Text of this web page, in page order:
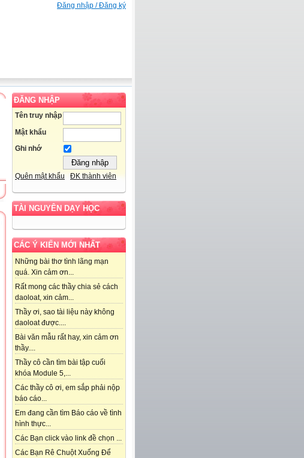
Đăng nhập / Đăng ký
ĐĂNG NHẬP
Tên truy nhập
Mật khẩu
Ghi nhớ
Quên mật khẩu ĐK thành viên
TÀI NGUYÊN DẠY HỌC
CÁC Ý KIẾN MỚI NHẤT
Những bài thơ tình lãng mạn
quá. Xin cảm ơn...
Rất mong các thầy chia sẻ cách
daoloat, xin cảm...
Thầy ơi, sao tài liệu này không
daoloat được....
Bài văn mẫu rất hay, xin cảm ơn
thầy....
Thầy cô cần tìm bài tập cuối
khóa Module 5,...
Các thầy cô ơi, em sắp phải nộp
báo cáo...
Em đang cần tìm Báo cáo về tình
hình thực...
Các Bạn click vào link đề chọn ...
Các Bạn Rê Chuột Xuống Để